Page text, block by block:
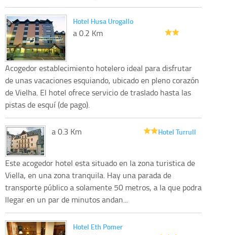
Hotel Husa Urogallo
a 0.2 Km
Acogedor establecimiento hotelero ideal para disfrutar
de unas vacaciones esquiando, ubicado en pleno corazón
de Vielha. El hotel ofrece servicio de traslado hasta las
pistas de esquí (de pago).
Hotel Turrull
a 0.3 Km
Este acogedor hotel esta situado en la zona turistica de
Viella, en una zona tranquila. Hay una parada de
transporte público a solamente 50 metros, a la que podra
llegar en un par de minutos andan...
Hotel Eth Pomer